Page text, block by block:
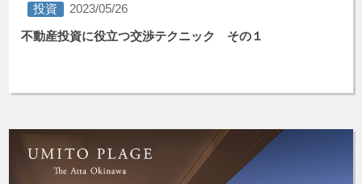
投資
2023/05/26
不動産投資に役立つ交渉テクニック その１